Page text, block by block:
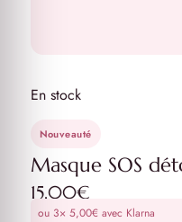
Nouveauté
Masque SOS
15,00€
ou 3× 5,00€avec Klarna
En stock